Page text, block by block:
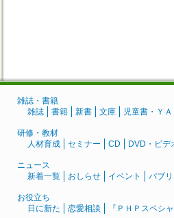
雑誌・書籍
雑誌
書籍 新書 文庫 児童書・ＹＡ
研修・教材
人材育成
セミナー CD DVD・ビデ
ニュース
新着一覧
おしらせ イベント パブ
お役立ち
日に新た
恋愛相談 『ＰＨＰスペシ